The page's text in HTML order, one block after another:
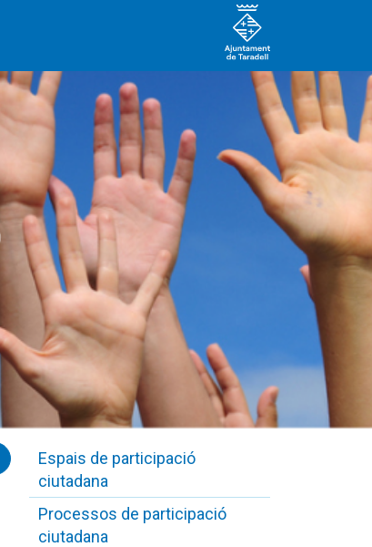
Espais de participació
ciutadana
Processos de participació
ciutadana